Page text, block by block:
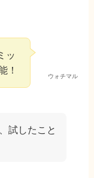
ウォチマル
ッ
！
試したこと